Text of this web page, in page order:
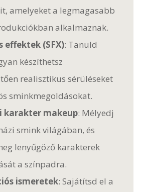
amelyeket a legmagasabb
alkalmaznak.
effektek (SFX): Tanuld
készíthetsz
realisztikus sérüléseket
sminkmegoldásokat.
karakter makeup: Mélyedj
smink világában, és
lenyűgöző karakterek
a színpadra.
ismeretek: Sajátítsd el a